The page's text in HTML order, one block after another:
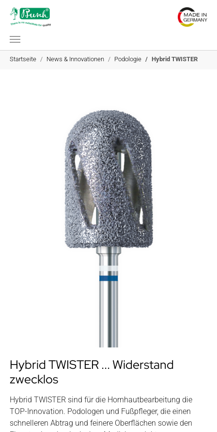
Zum Hauptinhalt springen
Sie sind hier:
Startseite
News & Innovationen Podologie Hybrid TWISTER
Hybrid TWISTER ... Widerstand
zwecklos
Hybrid TWISTER sind für die Hornhautbearbeitung die
TOP-Innovation. Podologen und Fußpfleger, die einen
schnelleren Abtrag und feinere Oberflächen sowie den